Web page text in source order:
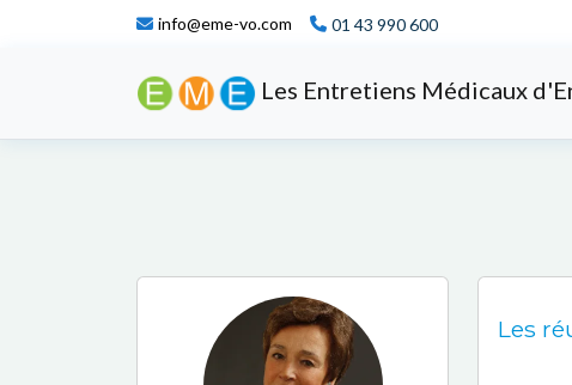
info@eme-vo.com 01 43 990 600
Les Entretiens Médicaux
Les